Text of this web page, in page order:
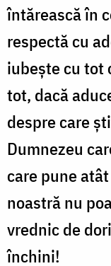
întărească în
respectă cu
iubeşte cu tot
tot, dacă
despre care
Dumnezeu
care pune
noastră nu
vrednic de
închini!